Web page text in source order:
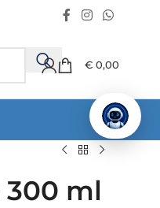
€ 0,00
300 ml